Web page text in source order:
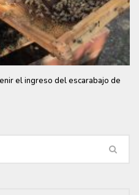
el ingreso del escarabajo de